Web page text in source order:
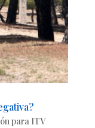
para ITV